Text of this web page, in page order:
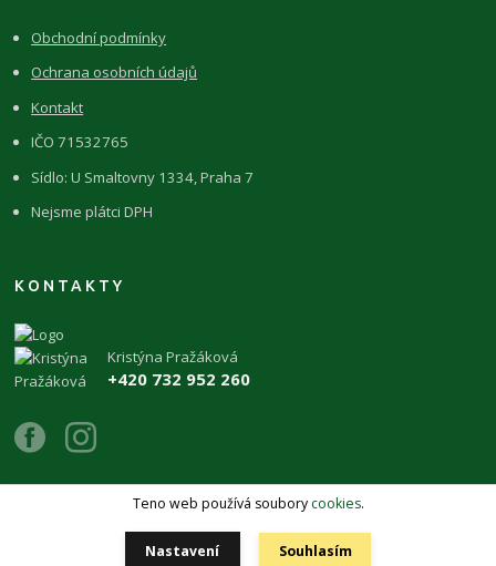
Obchodní podmínky
Ochrana osobních údajů
Kontakt
IČO 71532765
Sídlo: U Smaltovny 1334, Praha 7
Nejsme plátci DPH
KONTAKTY
Kristýna Pražáková
+420 732 952 260
Copyright 2026 © ŽIVÉKAMENY Kristýna Pražáková
Teno web používá soubory cookies.
Nastavení Souhlasím